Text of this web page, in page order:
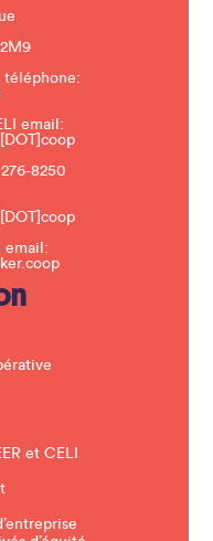
téléphone:
email:
8250
email:
et CELI